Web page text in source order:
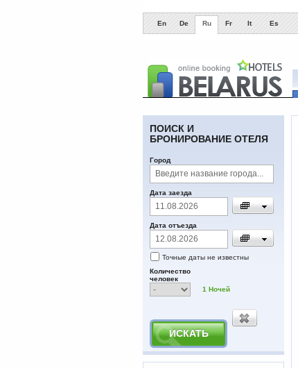
En De Ru Fr It Es
ПОИСК И
БРОНИРОВАНИЕ ОТЕЛЯ
Город
Дата заезда
Дата отъезда
Точные даты не известны
Количество
человек
1 Ночей